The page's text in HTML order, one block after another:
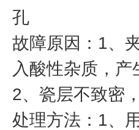
孔
故障原因：1、
入酸性杂质，产
2、瓷层不致密
处理方法：1、